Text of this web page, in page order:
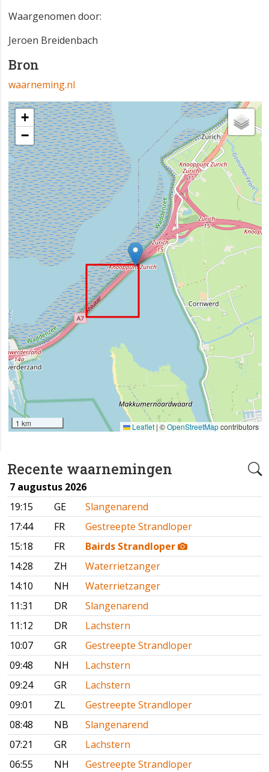
Recente waarnemingen
7 augustus 2026
19:15
GE
Slangenarend
17:44
FR
Gestreepte Strandloper
15:18
FR
Bairds Strandloper
14:28
ZH
Waterrietzanger
14:10
NH
Waterrietzanger
11:31
DR
Slangenarend
11:12
DR
Lachstern
10:07
GR
Gestreepte Strandloper
09:48
NH
Lachstern
09:24
GR
Lachstern
09:01
ZL
Gestreepte Strandloper
08:48
NB
Slangenarend
07:21
GR
Lachstern
06:55
NH
Gestreepte Strandloper
Waargenomen door:
Jeroen Breidenbach
Bron
waarneming.nl
+
−
1 km Leaflet | ©OpenStreetMapcontributors